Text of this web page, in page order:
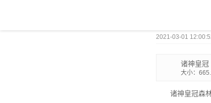
2021-03-01
诸神皇冠
大小：
诸神皇冠森